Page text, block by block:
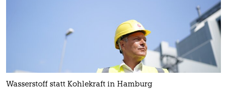
Wasserstoff statt Kohlekraft in Hamburg